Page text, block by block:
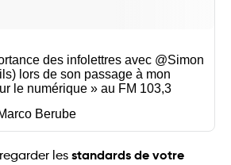
des infolettres avec @Simon
lors de son passage à mon
le numérique » au FM 103,3
Berube
les standards de votre